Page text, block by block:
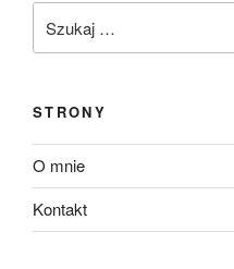
STRONY
O mnie
Kontakt